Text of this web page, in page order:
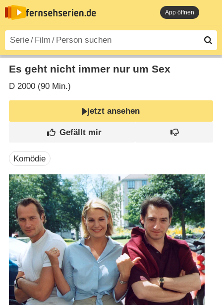
App öffnen
Es geht nicht immer nur um Sex
D2000 (90 Min.)
jetzt ansehen
Komödie